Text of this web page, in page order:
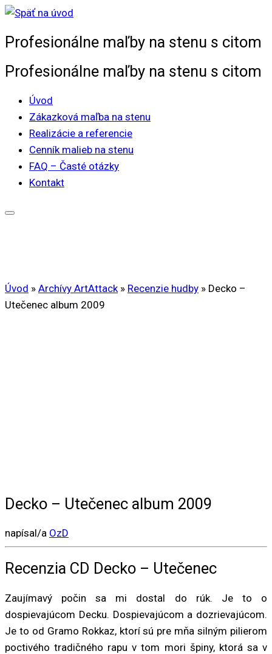
Skip
content
Profesionálne maľby na stenu s citom
Profesionálne maľby na stenu s citom
Úvod
Zákazková maľba na stenu
Realizácie a referencie
Cenník malieb na stenu
FAQ – Časté otázky
Kontakt
Úvod » Archívy ArtAttack » Recenzie hudby » Decko –
Utečenec album 2009
Decko – Utečenec album 2009
napísal/a OzD
Recenzia CD Decko – Utečenec
Zaujímavý počin sa mi dostal do rúk. Je to o
dospievajúcom Decku. Dospievajúcom a dozrievajúcom.
Je to od Gramo Rokkaz, ktorí sú pre mňa silným pilierom
poctivého tradičného rapu v tom mori špiny, ktorá sa v